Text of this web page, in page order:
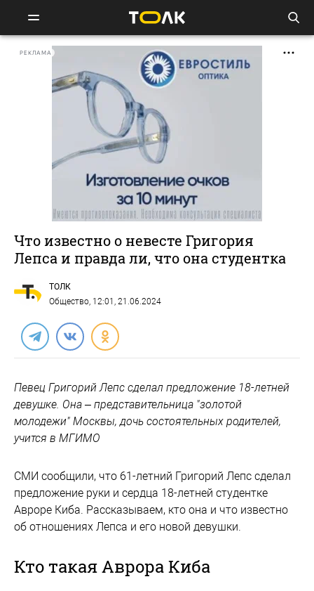
РЕКЛАМА
Что известно о невесте Григория
Лепса и правда ли, что она студентка
ТОЛК
Общество, 12:01, 21.06.2024
Певец Григорий Лепс сделал предложение 18-летней
девушке. Она – представительница "золотой
молодежи" Москвы, дочь состоятельных родителей,
учится в МГИМО
СМИ сообщили, что 61-летний Григорий Лепс сделал
предложение руки и сердца 18-летней студентке
Авроре Киба. Рассказываем, кто она и что известно
об отношениях Лепса и его новой девушки.
Кто такая Аврора Киба